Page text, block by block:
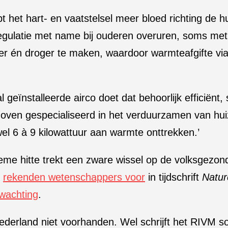
het hart- en vaatstelsel meer bloed richting de
met name bij ouderen overuren, soms
én droger te maken, waardoor warmteafgifte
geïnstalleerde airco doet dat behoorlijk efficiënt,
gespecialiseerd in het verduurzamen van
6 à 9 kilowattuur aan warmte onttrekken.’
hitte trekt een zware wissel op de
rekenden wetenschappers voor in tijdschrift
.
niet voorhanden. Wel schrijft het RIVM